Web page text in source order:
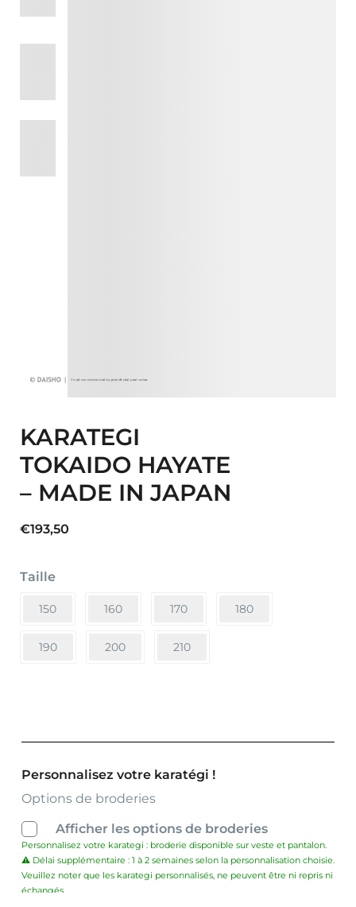
KARATEGI
TOKAIDO HAYATE
– MADE IN JAPAN
€193,50
Taille
150 160 170 180
190 200 210
Personnalisez votre karatégi !
Options de broderies
Afficher les options de broderies
Personnalisez votre karategi : broderie disponible sur veste et pantalon.
⚠️ Délai supplémentaire : 1 à 2 semaines selon la personnalisation choisie.
Veuillez noter que les karategi personnalisés, ne peuvent être ni repris ni
échangés.